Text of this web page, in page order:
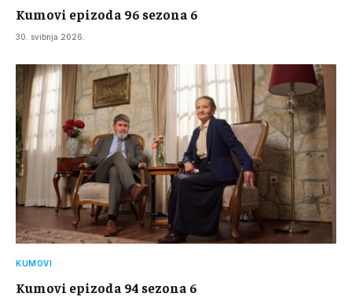
Kumovi epizoda 96 sezona 6
30. svibnja 2026.
KUMOVI
Kumovi epizoda 94 sezona 6